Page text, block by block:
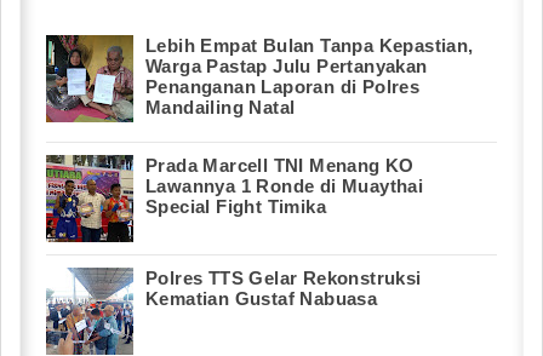
Lebih Empat Bulan Tanpa Kepastian,
Warga Pastap Julu Pertanyakan
Penanganan Laporan di Polres
Mandailing Natal
Prada Marcell TNI Menang KO
Lawannya 1 Ronde di Muaythai
Special Fight Timika
Polres TTS Gelar Rekonstruksi
Kematian Gustaf Nabuasa